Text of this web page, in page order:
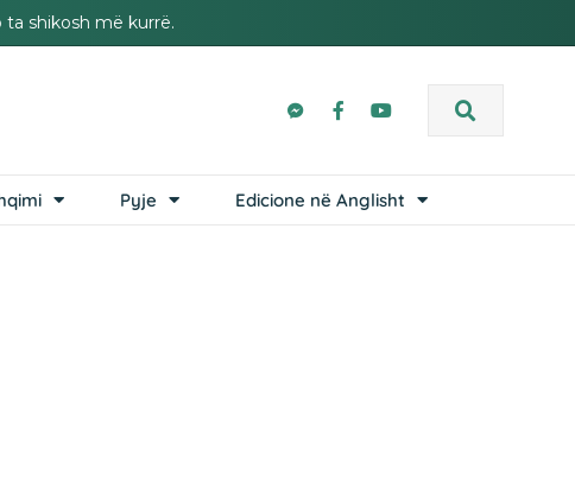
shikosh më kurrë.
Pyje Edicione në Anglisht